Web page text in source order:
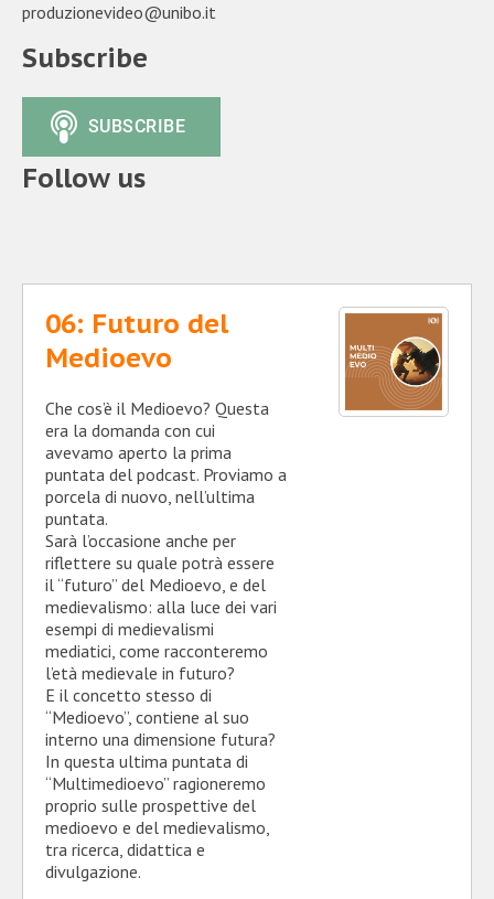
produzionevideo@unibo.it
Subscribe
Follow us
06: Futuro del
Medioevo
Che cos’è il Medioevo? Questa
era la domanda con cui
avevamo aperto la prima
puntata del podcast. Proviamo a
porcela di nuovo, nell’ultima
puntata.
Sarà l’occasione anche per
riflettere su quale potrà essere
il “futuro” del Medioevo, e del
medievalismo: alla luce dei vari
esempi di medievalismi
mediatici, come racconteremo
l’età medievale in futuro?
E il concetto stesso di
“Medioevo”, contiene al suo
interno una dimensione futura?
In questa ultima puntata di
“Multimedioevo” ragioneremo
proprio sulle prospettive del
medioevo e del medievalismo,
tra ricerca, didattica e
divulgazione.